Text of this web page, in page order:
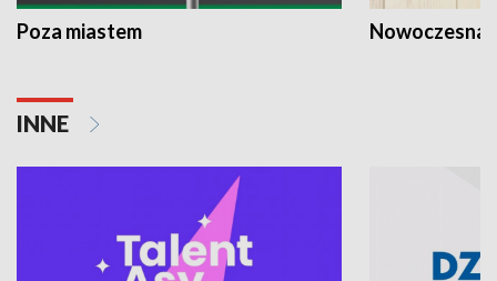
Poza miastem Nowoczesna
INNE